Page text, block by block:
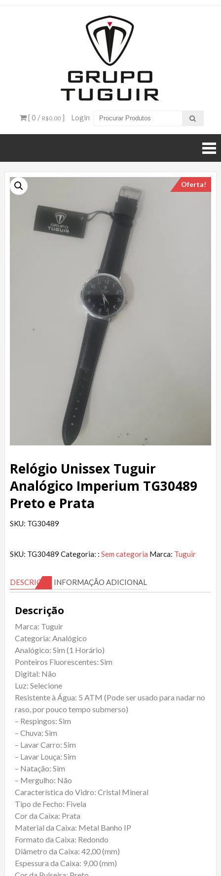
– Grupo
Tuguir
[ 0 / R$0,00 ] Login
Oferta!
Relógio Unissex Tuguir
Analógico Imperium TG30489
Preto e Prata
SKU: TG30489
SKU: TG30489 Categoria: : Sem categoria Marca: Tuguir
DESCRIÇÃO INFORMAÇÃO ADICIONAL
Descrição
Marca: Tuguir
Categoria: Analógico
Analógico: Sim (1 Horário)
Ponteiros Fluorescentes: Sim
Digital: Não
Luz: Selecione
Resistente à Água: 5 ATM (Pode ser usado para nadar no
raso, por pouco tempo submerso)
– Respingos: Sim
– Chuva: Sim
– Lavar Carro: Sim
– Lavar Louça: Sim
– Natação: Sim
– Mergulho: Não
Característica do Vidro: Cristal Mineral
Tipo de Fecho: Fivela
Cor da Caixa: Prata
Material da Caixa: Metal Banho IP
Formato da Caixa: Redondo
Diâmetro da Caixa: 42,00 (mm)
Espessura da Caixa: 9,00 (mm)